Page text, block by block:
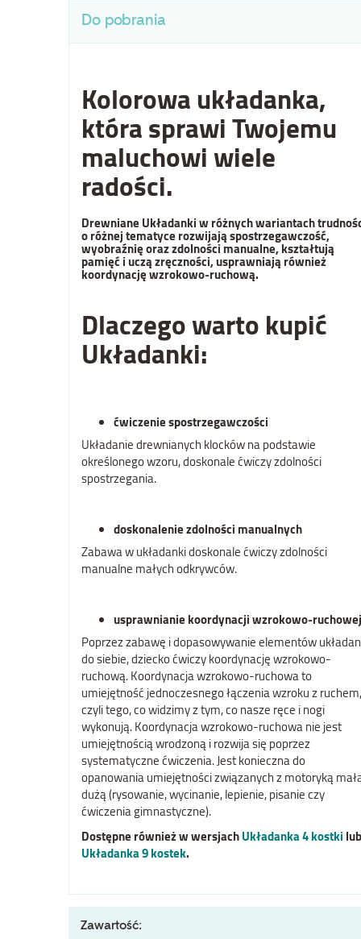
Do pobrania
Kolorowa układanka,
która sprawi Twojemu
maluchowi wiele
radości.
Drewniane Układanki w różnych wariantach
o różnej tematyce rozwijają spostrzegawczość,
wyobraźnię oraz zdolności manualne, kształtują
pamięć i uczą zręczności, usprawniają również
koordynację wzrokowo-ruchową.
Dlaczego warto kupić
Układanki:
ćwiczenie spostrzegawczości
Układanie drewnianych klocków na podstawie
określonego wzoru, doskonale ćwiczy zdolności
spostrzegania.
doskonalenie zdolności manualnych
Zabawa w układanki doskonale ćwiczy zdolności
manualne małych odkrywców.
usprawnianie koordynacji wzrokowo-ruchowej
Poprzez zabawę i dopasowywanie elementów
do siebie, dziecko ćwiczy koordynację wzrokowo-
ruchową. Koordynacja wzrokowo-ruchowa to
umiejętność jednoczesnego łączenia wzroku z ruchem,
czyli tego, co widzimy z tym, co nasze ręce i nogi
wykonują. Koordynacja wzrokowo-ruchowa nie jest
umiejętnością wrodzoną i rozwija się poprzez
systematyczne ćwiczenia. Jest konieczna do
opanowania umiejętności związanych z motoryką
dużą (rysowanie, wycinanie, lepienie, pisanie czy
ćwiczenia gimnastyczne).
Dostępne również w wersjachUkładanka 4 kostki lub
Układanka 9 kostek.
Zawartość: